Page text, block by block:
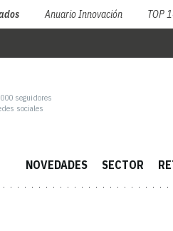
Anuario Innovación TOP
seguidores
sociales
NOVEDADES SECTOR